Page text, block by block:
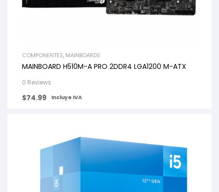
COMPONENTES, MAINBOARDS
MAINBOARD H510M-A PRO 2DDR4 LGA1200 M-ATX
0 Reviews
$74.99 Incluye IVA